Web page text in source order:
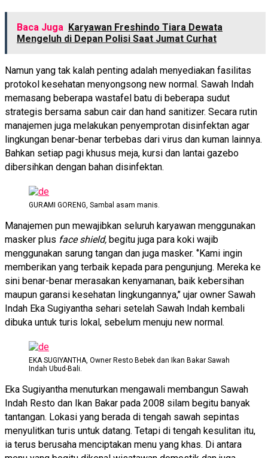
Baca Juga Karyawan Freshindo Tiara Dewata
Mengeluh di Depan Polisi Saat Jumat Curhat
Namun yang tak kalah penting adalah menyediakan fasilitas
protokol kesehatan menyongsong new normal. Sawah Indah
memasang beberapa wastafel batu di beberapa sudut
strategis bersama sabun cair dan hand sanitizer. Secara rutin
manajemen juga melakukan penyemprotan disinfektan agar
lingkungan benar-benar terbebas dari virus dan kuman lainnya.
Bahkan setiap pagi khusus meja, kursi dan lantai gazebo
dibersihkan dengan bahan disinfektan.
GURAMI GORENG, Sambal asam manis.
Manajemen pun mewajibkan seluruh karyawan menggunakan
masker plus face shield, begitu juga para koki wajib
menggunakan sarung tangan dan juga masker. ‘’Kami ingin
memberikan yang terbaik kepada para pengunjung. Mereka ke
sini benar-benar merasakan kenyamanan, baik kebersihan
maupun garansi kesehatan lingkungannya,’’ ujar owner Sawah
Indah Eka Sugiyantha sehari setelah Sawah Indah kembali
dibuka untuk turis lokal, sebelum menuju new normal.
EKA SUGIYANTHA, Owner Resto Bebek dan Ikan Bakar Sawah
Indah Ubud-Bali.
Eka Sugiyantha menuturkan mengawali membangun Sawah
Indah Resto dan Ikan Bakar pada 2008 silam begitu banyak
tantangan. Lokasi yang berada di tengah sawah sepintas
menyulitkan turis untuk datang. Tetapi di tengah kesulitan itu,
ia terus berusaha menciptakan menu yang khas. Di antara